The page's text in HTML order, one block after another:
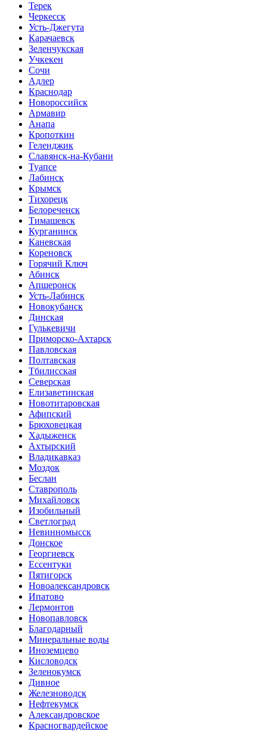
Терек
Черкесск
Усть-Джегута
Карачаевск
Зеленчукская
Учкекен
Сочи
Адлер
Краснодар
Новороссийск
Армавир
Анапа
Кропоткин
Геленджик
Славянск-на-Кубани
Туапсе
Лабинск
Крымск
Тихорецк
Белореченск
Тимашевск
Курганинск
Каневская
Кореновск
Горячий Ключ
Абинск
Апшеронск
Усть-Лабинск
Новокубанск
Динская
Гулькевичи
Приморско-Ахтарск
Павловская
Полтавская
Тбилисская
Северская
Елизаветинская
Новотитаровская
Афипский
Брюховецкая
Хадыженск
Ахтырский
Владикавказ
Моздок
Беслан
Ставрополь
Михайловск
Изобильный
Светлоград
Невинномысск
Донское
Георгиевск
Ессентуки
Пятигорск
Новоалександровск
Ипатово
Лермонтов
Новопавловск
Благодарный
Минеральные воды
Иноземцево
Кисловодск
Зеленокумск
Дивное
Железноводск
Нефтекумск
Александровское
Красногвардейское